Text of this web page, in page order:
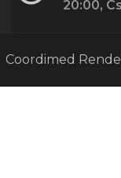
20:00,
Coordimed